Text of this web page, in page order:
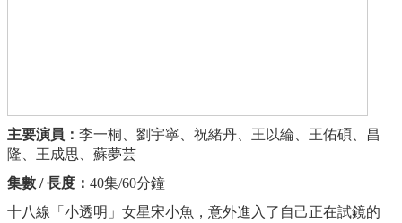
主要演員： 李一桐、劉宇寧、祝緒丹、王以綸、王佑碩、昌
隆、王成思、蘇夢芸
集數 / 長度： 40集/60分鐘
十八線「小透明」女星宋小魚，意外進入了自己正在試鏡的